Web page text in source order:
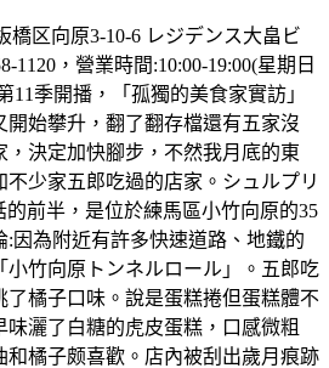
橋区向原3-10-6 レジデンス大畠ビ
1120，營業時間:10:00-19:00(星期日
11季開播，「孤獨的美食家實訪」
始攀升，翻了翻存檔還有五家沒
，決定加快腳步，不然我月底的東
少家五郎吃過的店家。シュルプリ
前半，是位於練馬區小竹向原的35
因為附近有許多快速道路、地鐵的
小竹向原トンネルロール」。五郎吃
了橘子口味。說是蛋糕捲但蛋糕體不
灑了白糖的虎皮蛋糕，口感微粗
和橘子颇喜歡。店內被刮出歲月痕跡